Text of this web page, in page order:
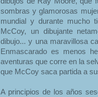
sombras y glamorosas
mundial y durante mucho
McCoy, un dibujante
dibujo... y una maravillosa
Enmascarado es menos
aventuras que corre en la
que McCoy saca partida a
A principios de los años